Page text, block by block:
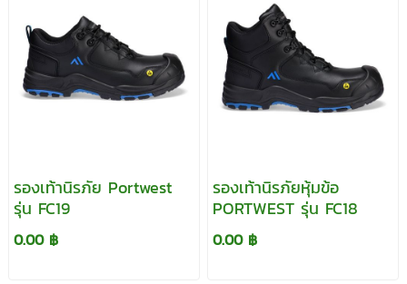
รองเท้านิรภัย Portwest
รุ่น FC19
0.00 ฿
รองเท้านิรภัยหุ้มข้อ
PORTWEST รุ่น FC18
0.00 ฿